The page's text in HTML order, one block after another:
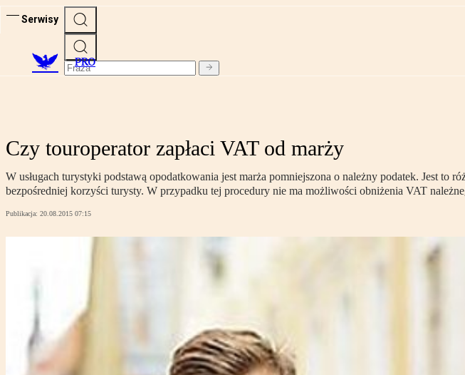
Serwisy
PRO
Czy touroperator zapłaci VAT od marży
W usługach turystyki podstawą opodatkowania jest marża pomniejszona o należny podatek. Jest to
bezpośredniej korzyści turysty. W przypadku tej procedury nie ma możliwości obniżenia VAT
Publikacja: 20.08.2015 07:15